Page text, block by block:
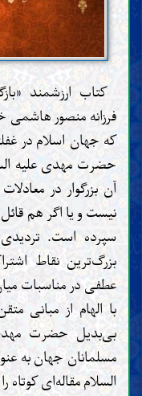
کتاب ارزشمند
فرزانه منصور
که جهان اسلام در
حضرت مهدی علیه
آن بزرگوار در
نیست و یا اگر هم
سپرده است.
بزرگ‌ترین نقاط
عطفی در مناسبات
با الهام از مبانی
بی‌بدیل حضرت
مسلمانان جهان به
السلام مقاله‌ای کوتاه